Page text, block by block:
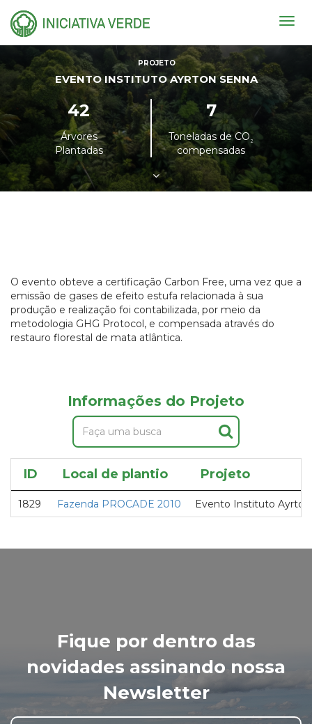
PROJETO
EVENTO INSTITUTO AYRTON SENNA
42
Árvores
Plantadas
7
Toneladas de CO²
compensadas
O evento obteve a certificação Carbon Free, uma vez que a
emissão de gases de efeito estufa relacionada à sua
produção e realização foi contabilizada, por meio da
metodologia GHG Protocol, e compensada através do
restauro florestal de mata atlântica.
Informações do Projeto
ID Local de plantio Projeto
1829 Fazenda PROCADE 2010 Evento Instituto Ayrton
Fique por dentro das
novidades assinando nossa
Newsletter